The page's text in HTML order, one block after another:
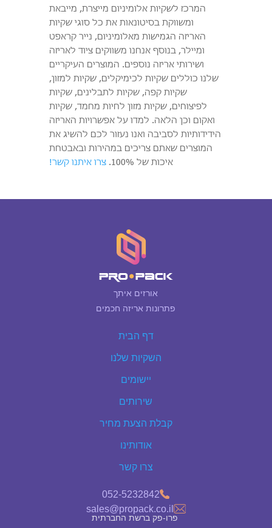
המרכז לשקיות אלומיניום מייצרת, מייבאת
ומשווקת בסיטונאות את כל סוגי שקיות
האריזה הגמישות מאלומיניום, נייר קראפט
ומיילר, בנוסף אנחנו משווקים ציוד לאריזה
ושירותי אריזה נוספים. המוצרים העיקריים
שלנו כוללים שקיות לכימיקלים, שקיות למזון,
שקיות קפה, שקיות לתבלינים, שקיות
לפיצוחים, שקיות מזון לחיות מחמד, שקיות
ואקום וכן הלאה. למדו על אפשרויות האריזה
הידידותיות לסביבה ואנו נעזור לכם להשיג את
המוצרים שאתם צריכים במהירות ובאבטחת
איכות של 100%.
צרו איתנו קשר!
אורזים איתך
פתרונות אריזה חכמים
דף הבית
השקיות שלנו
יישומים
שירותים
קבלת הצעת מחיר
אודותינו
צרו קשר
052-5232842
sales@propack.co.il
פרו-פק ברשת החברתית